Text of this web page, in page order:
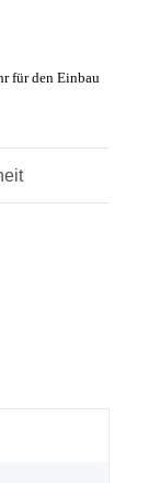
für den Einbau